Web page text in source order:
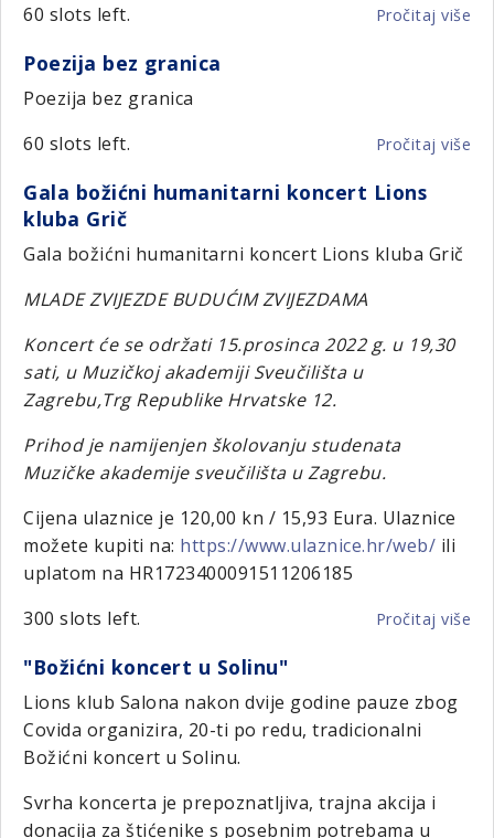
60 slots left.
Pročitaj više
Poezija bez granica
Poezija bez granica
60 slots left.
Pročitaj više
Gala božićni humanitarni koncert Lions
kluba Grič
Gala božićni humanitarni koncert Lions kluba Grič
MLADE ZVIJEZDE BUDUĆIM ZVIJEZDAMA
Koncert će se održati 15.prosinca 2022 g. u 19,30
sati, u Muzičkoj akademiji Sveučilišta u
Zagrebu,Trg Republike Hrvatske 12.
Prihod je namijenjen školovanju studenata
Muzičke akademije sveučilišta u Zagrebu.
Cijena ulaznice je 120,00 kn / 15,93 Eura. Ulaznice
možete kupiti na: https://www.ulaznice.hr/web/ ili
uplatom na HR1723400091511206185
300 slots left.
Pročitaj više
"Božićni koncert u Solinu"
Lions klub Salona nakon dvije godine pauze zbog
Covida organizira, 20-ti po redu, tradicionalni
Božićni koncert u Solinu.
Svrha koncerta je prepoznatljiva, trajna akcija i
donacija za štićenike s posebnim potrebama u